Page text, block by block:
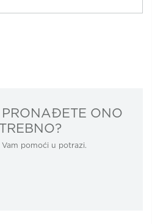
ONO
pomoći u potrazi.